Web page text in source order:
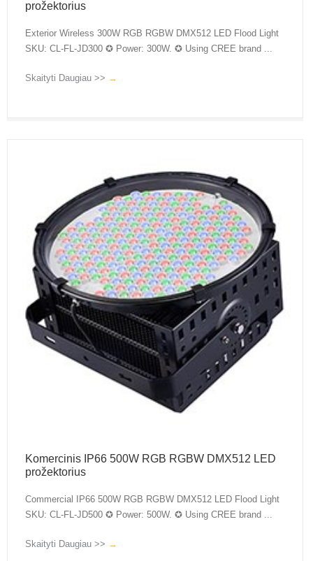
prožektorius
Exterior Wireless 300W RGB RGBW DMX512 LED Flood Light
SKU: CL-FL-JD300 ✪ Power: 300W. ✪ Using CREE brand ...
Skaityti Daugiau >> →
Komercinis IP66 500W RGB RGBW DMX512 LED
prožektorius
Commercial IP66 500W RGB RGBW DMX512 LED Flood Light
SKU: CL-FL-JD500 ✪ Power: 500W. ✪ Using CREE brand ...
Skaityti Daugiau >> →